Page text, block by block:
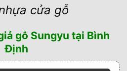
cửa gỗ
gỗ Sungyu tại Bình
Định